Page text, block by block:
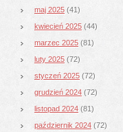
maj 2025 (41)
kwiecień 2025 (44)
marzec 2025 (81)
luty 2025 (72)
styczeń 2025 (72)
grudzień 2024 (72)
listopad 2024 (81)
październik 2024 (72)